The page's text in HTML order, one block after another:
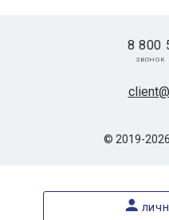
© 2019-
8 800
звонок